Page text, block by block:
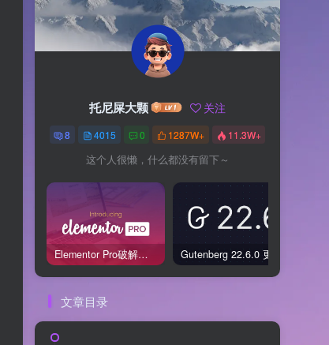
托尼屎大颗 关注
8 4015 0 1287W+ 11.3W+
这个人很懒，什么都没有留下～
Elementor Pro破解版还能用吗？2026年常见风险与后果盘点
文章目录